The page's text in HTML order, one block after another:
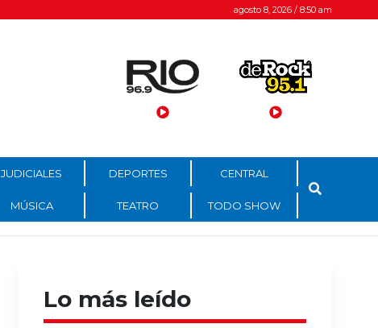
agosto 8, 2026 / 8:50 am
JUDICIALES DEPORTES CENTRAL
MÚSICA TEATRO TODO SHOW
Lo más leído